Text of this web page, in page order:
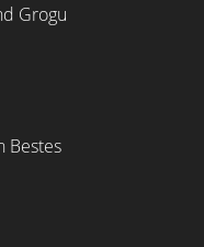
Grogu
Bestes